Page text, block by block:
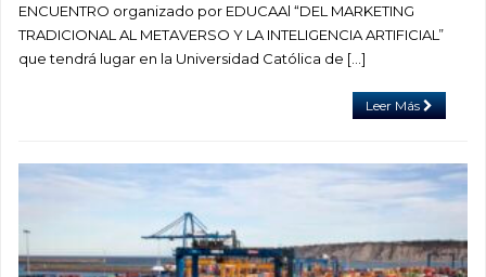
ENCUENTRO organizado por EDUCAAl “DEL MARKETING
TRADICIONAL AL METAVERSO Y LA INTELIGENCIA ARTIFICIAL”
que tendrá lugar en la Universidad Católica de […]
Leer Más